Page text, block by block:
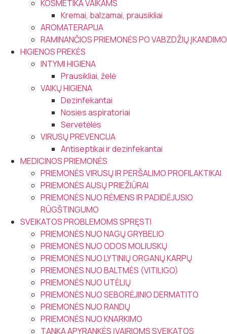
KOSMETIKA VAIKAMS
Kremai, balzamai, prausikliai
AROMATERAPIJA
RAMINANČIOS PRIEMONĖS PO VABZDŽIŲ ĮKANDIMO
HIGIENOS PREKĖS
INTYMI HIGIENA
Prausikliai, želė
VAIKŲ HIGIENA
Dezinfekantai
Nosies aspiratoriai
Servetėlės
VIRUSŲ PREVENCIJA
Antiseptikai ir dezinfekantai
MEDICINOS PRIEMONĖS
PRIEMONĖS VIRUSŲ IR PERŠALIMO PROFILAKTIKAI
PRIEMONĖS AUSŲ PRIEŽIŪRAI
PRIEMONĖS NUO RĖMENS IR PADIDĖJUSIO
RŪGŠTINGUMO
SVEIKATOS PROBLEMOMS SPRĘSTI
PRIEMONĖS NUO NAGŲ GRYBELIO
PRIEMONĖS NUO ODOS MOLIUSKŲ
PRIEMONĖS NUO LYTINIŲ ORGANŲ KARPŲ
PRIEMONĖS NUO BALTMĖS (VITILIGO)
PRIEMONĖS NUO UTĖLIŲ
PRIEMONĖS NUO SEBORĖJINIO DERMATITO
PRIEMONĖS NUO RANDŲ
PRIEMONĖS NUO KNARKIMO
TANKA APYRANKĖS ĮVAIRIOMS SVEIKATOS